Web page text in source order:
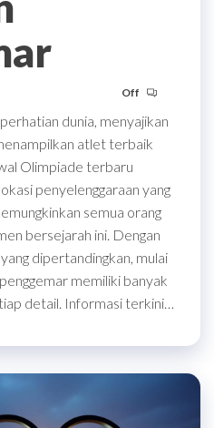
Off
dunia, menyajikan
atlet terbaik
Olimpiade terbaru
penyelenggaraan yang
semua orang
bersejarah ini. Dengan
dipertandingkan, mulai
memiliki banyak
detail. Informasi terkini…